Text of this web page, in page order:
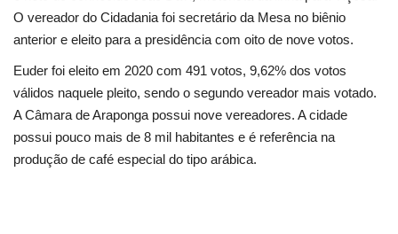
Oportunidade
Sua Cidade
Tempo
O vereador do Cidadania foi secretário da Mesa no biênio
anterior e eleito para a presidência com oito de nove votos.
Euder foi eleito em 2020 com 491 votos, 9,62% dos votos
válidos naquele pleito, sendo o segundo vereador mais votado.
A Câmara de Araponga possui nove vereadores. A cidade
possui pouco mais de 8 mil habitantes e é referência na
produção de café especial do tipo arábica.